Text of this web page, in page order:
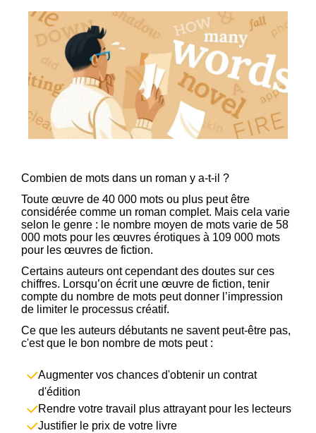
Combien de mots dans un roman y a-t-il ?
Toute œuvre de 40 000 mots ou plus peut être
considérée comme un roman complet. Mais cela varie
selon le genre : le nombre moyen de mots varie de 58
000 mots pour les œuvres érotiques à 109 000 mots
pour les œuvres de fiction.
Certains auteurs ont cependant des doutes sur ces
chiffres. Lorsqu’on écrit une œuvre de fiction, tenir
compte du nombre de mots peut donner l’impression
de limiter le processus créatif.
Ce que les auteurs débutants ne savent peut-être pas,
c'est que le bon nombre de mots peut :
Augmenter vos chances d'obtenir un contrat
d'édition
Rendre votre travail plus attrayant pour les lecteurs
Justifier le prix de votre livre